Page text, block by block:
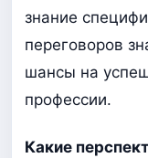
знание
переговоров
шансы на
профессии.
Какие